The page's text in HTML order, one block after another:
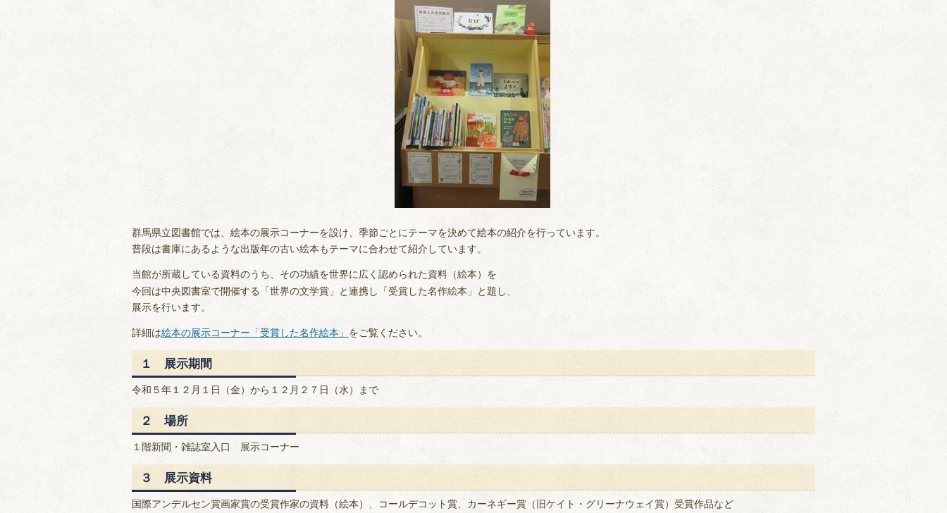
群馬県立図書館では、絵本の展示コーナーを設け、季節ごとにテーマを決めて絵本の紹介を行っています。
普段は書庫にあるような出版年の古い絵本もテーマに合わせて紹介しています。
当館が所蔵している資料のうち、その功績を世界に広く認められた資料（絵本）を
今回は中央図書室で開催する「世界の文学賞」と連携し「受賞した名作絵本」と題し、
展示を行います。
詳細は絵本の展示コーナー「受賞した名作絵本」 をご覧ください。
１ 展示期間
令和５年１２月１日（金）から１２月２７日（水）まで
２ 場所
１階新聞・雑誌室入口 展示コーナー
３ 展示資料
国際アンデルセン賞画家賞の受賞作家の資料（絵本）、コールデコット賞、カーネギー賞（旧ケイト・グリーナウェイ賞）受賞作品など